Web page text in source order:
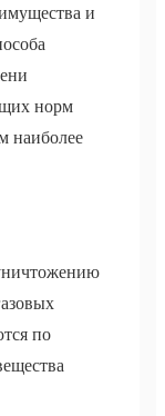
и
норм
наиболее
по